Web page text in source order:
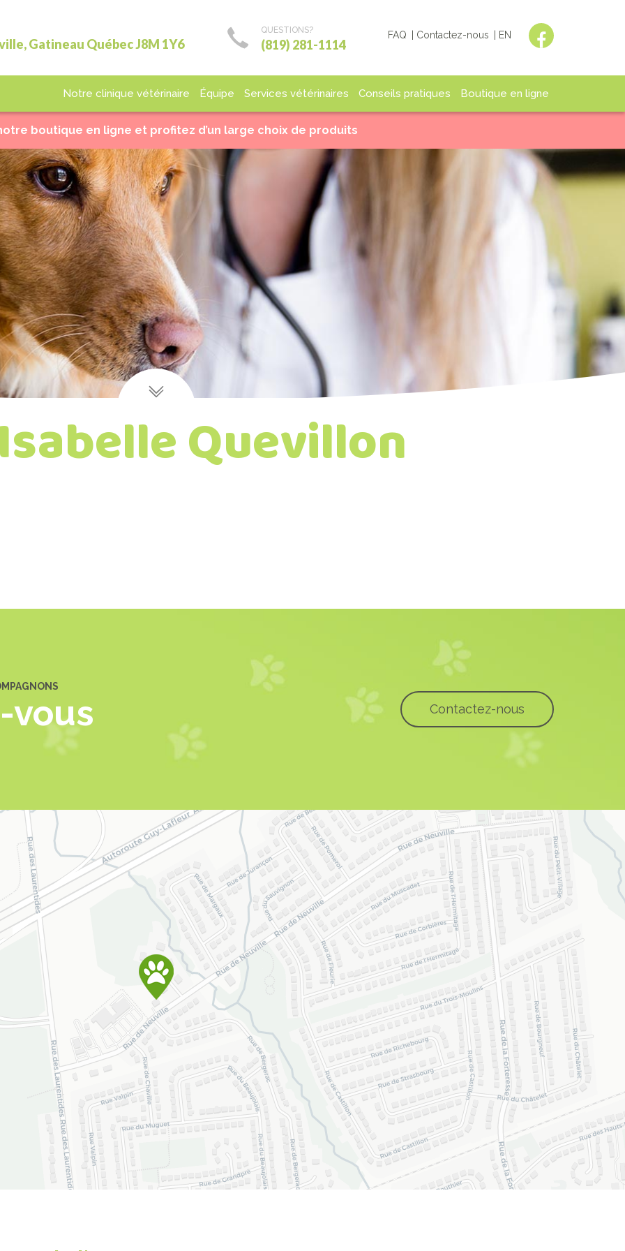
FAQ Contactez-nous EN
QUESTIONS?
(819) 281-1114
Gatineau Québec J8M 1Y6
Notre clinique vétérinaire Équipe Services vétérinaires
Chirurgie Laboratoire Imagerie Hospitalisation
Conseils pratiques Boutique en ligne
boutique en ligne et profitez d’un large choix de produits
Quevillon
vous Contactez-nous